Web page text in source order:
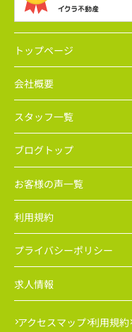
トップページ
会社概要
スタッフ一覧
ブログトップ
お客様の声一覧
利用規約
プライバシーポリシー
求人情報
アクセスマップ 利用規約